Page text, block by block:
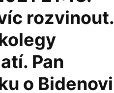
rozvinout.
Pan
o Bidenovi